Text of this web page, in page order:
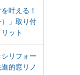
叶える！
）」取り付
ット
リフォー
的窓リノ